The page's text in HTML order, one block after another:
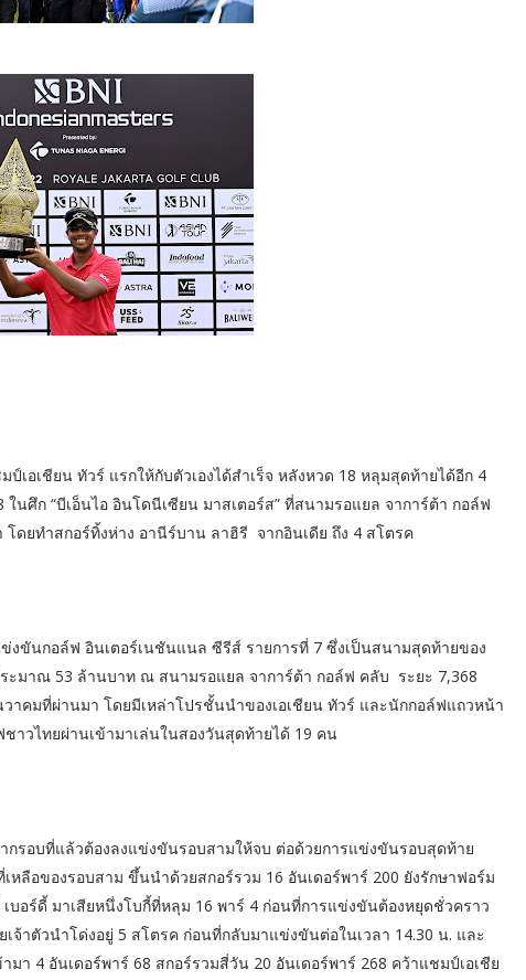
อเชียน ทัวร์ แรกให้กับตัวเองได้สำเร็จ หลังหวด 18 หลุมสุดท้ายได้อีก 4
นศึก “บีเอ็นไอ อินโดนีเซียน มาสเตอร์ส” ที่สนามรอแยล จาการ์ต้า กอล์ฟ
ดยทำสกอร์ทิ้งห่าง อานีร์บาน ลาฮิรี จากอินเดีย ถึง 4 สโตรค
งขันกอล์ฟ อินเตอร์เนชันแนล ซีรีส์ รายการที่ 7 ซึ่งเป็นสนามสุดท้ายของ
ะมาณ 53 ล้านบาท ณ สนามรอแยล จาการ์ต้า กอล์ฟ คลับ ระยะ 7,368
าคมที่ผ่านมา โดยมีเหล่าโปรชั้นนำของเอเชียน ทัวร์ และนักกอล์ฟแถวหน้า
วไทยผ่านเข้ามาเล่นในสองวันสุดท้ายได้ 19 คน
กรอบที่แล้วต้องลงแข่งขันรอบสามให้จบ ต่อด้วยการแข่งขันรอบสุดท้าย
ลือของรอบสาม ขึ้นนำด้วยสกอร์รวม 16 อันเดอร์พาร์ 200 ยังรักษาฟอร์ม
บอร์ดี้ มาเสียหนึ่งโบกี้ที่หลุม 16 พาร์ 4 ก่อนที่การแข่งขันต้องหยุดชั่วคราว
เจ้าตัวนำโด่งอยู่ 5 สโตรค ก่อนที่กลับมาแข่งขันต่อในเวลา 14.30 น. และ
า 4 อันเดอร์พาร์ 68 สกอร์รวมสี่วัน 20 อันเดอร์พาร์ 268 คว้าแชมป์เอเชีย